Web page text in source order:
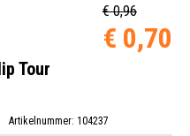
€ 0,96
€ 0,70
Tour
Artikelnummer: 104237